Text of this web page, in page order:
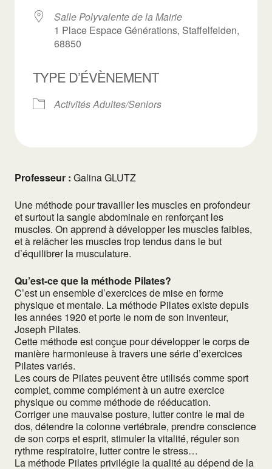
Salle Polyvalente de la Mairie
1 Place Espace Générations, Staffelfelden,
68850
TYPE D’ÉVÈNEMENT
Activités Adultes/Seniors
Professeur : Galina GLUTZ
Une méthode pour travailler les muscles en profondeur
et surtout la sangle abdominale en renforçant les
muscles. On apprend à développer les muscles faibles,
et à relâcher les muscles trop tendus dans le but
d’équilibrer la musculature.
Qu’est-ce que la méthode Pilates?
C’est un ensemble d’exercices de mise en forme
physique et mentale. La méthode Pilates existe depuis
les années 1920 et porte le nom de son inventeur,
Joseph Pilates.
Cette méthode est conçue pour développer le corps de
manière harmonieuse à travers une série d’exercices
Pilates variés.
Les cours de Pilates peuvent être utilisés comme sport
complet, comme complément à un autre exercice
physique ou comme méthode de rééducation.
Corriger une mauvaise posture, lutter contre le mal de
dos, détendre la colonne vertébrale, prendre conscience
de son corps et esprit, stimuler la vitalité, réguler son
rythme respiratoire, lutter contre le stress…
La méthode Pilates privilégie la qualité au dépend de la